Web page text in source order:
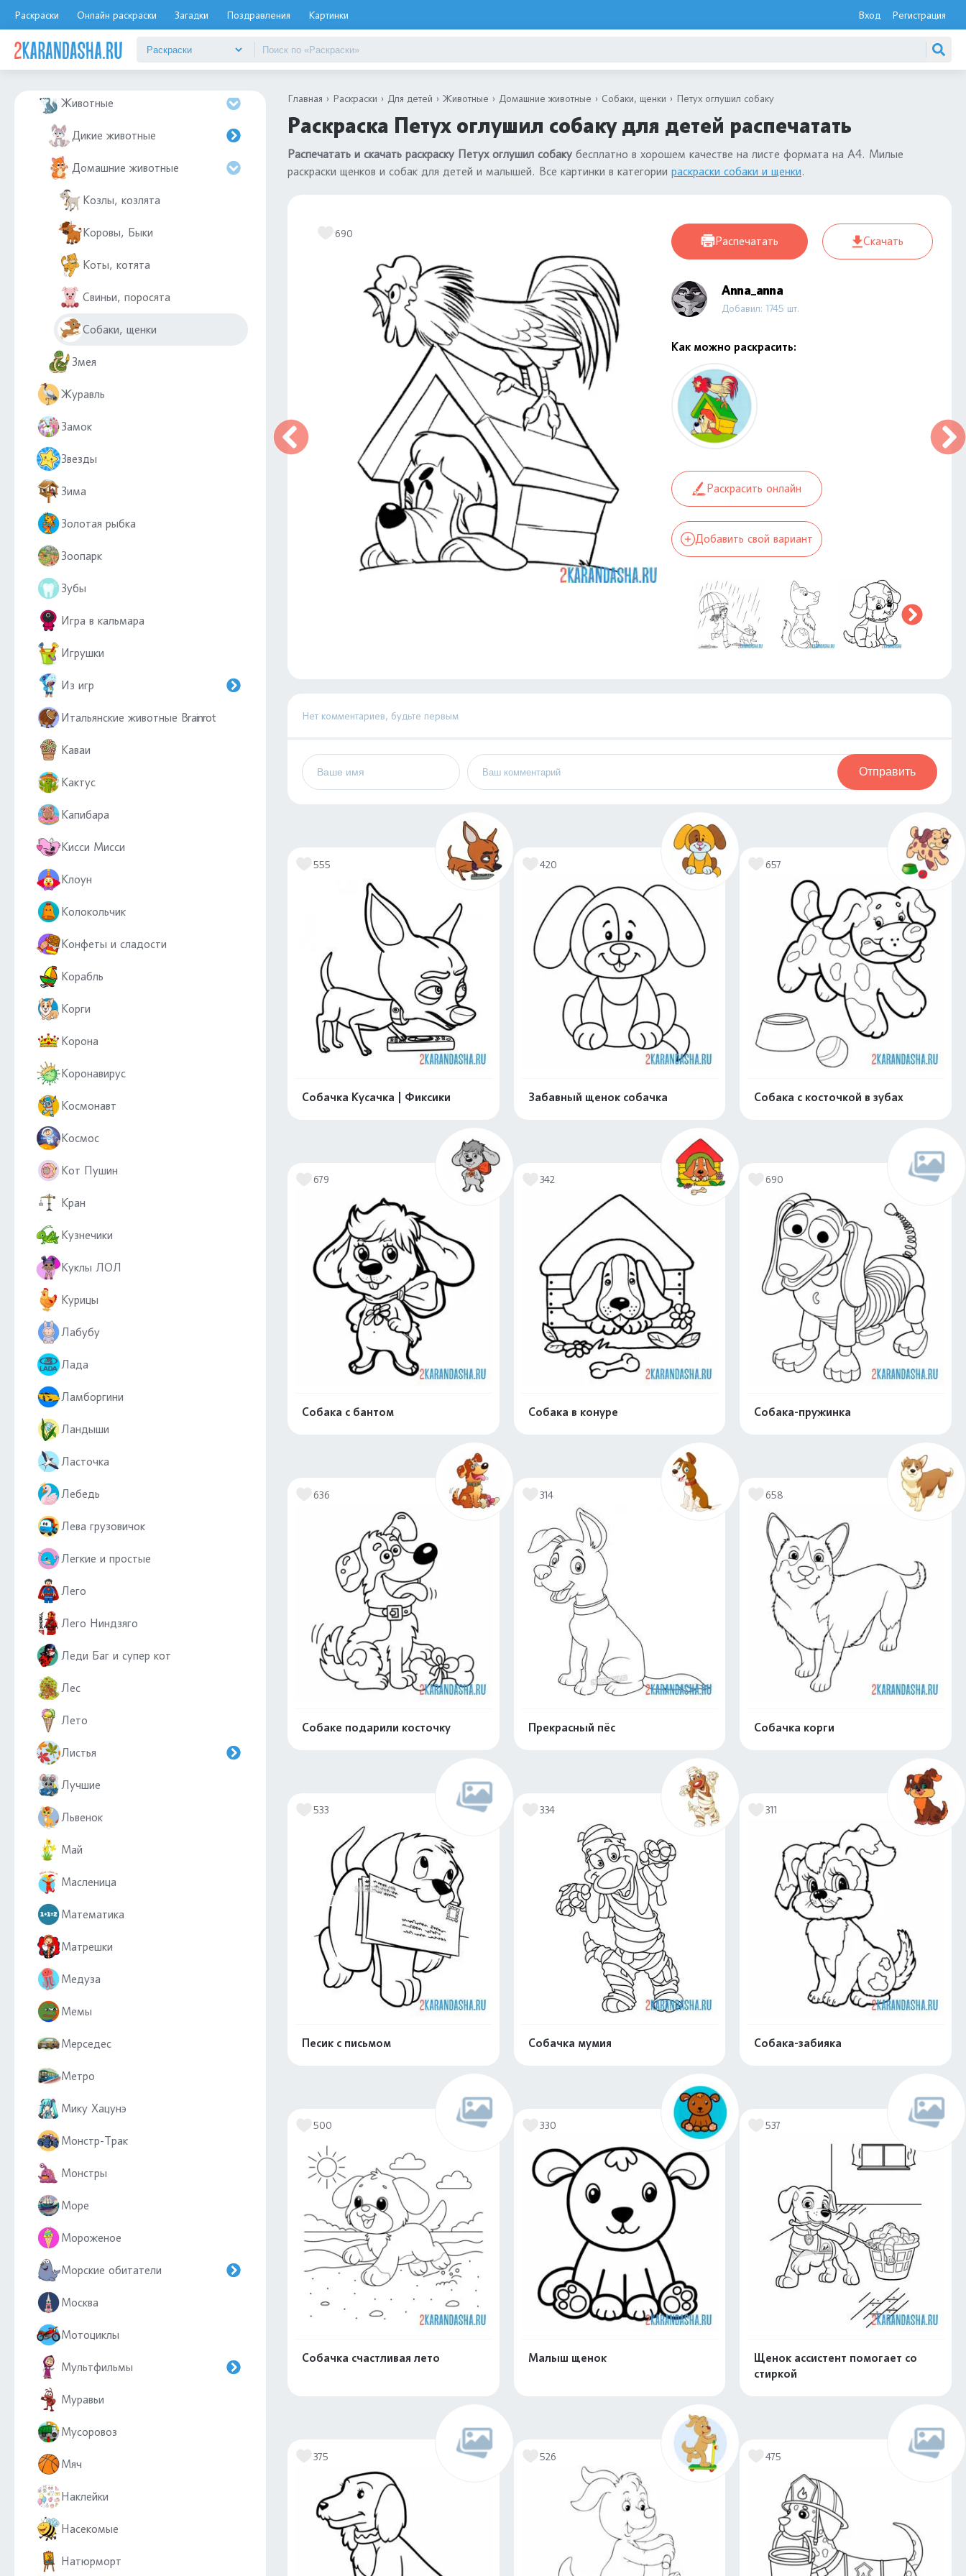
Раскраски Онлайн раскраски Загадки Поздравления Картинки Вход Регистрация
Елочные игрушки
Животные
Дикие животные
Домашние животные
Козлы, козлята
Коровы, Быки
Коты, котята
Свиньи, поросята
Собаки, щенки
Змея
Журавль
Замок
Звезды
Зима
Золотая рыбка
Зоопарк
Зубы
Игра в кальмара
Игрушки
Из игр
Итальянские животные Brainrot
Каваи
Кактус
Капибара
Кисси Мисси
Клоун
Колокольчик
Конфеты и сладости
Корабль
Корги
Корона
Коронавирус
Космонавт
Космос
Кот Пушин
Кран
Кузнечики
Куклы ЛОЛ
Курицы
Лабубу
Лада
Ламборгини
Ландыши
Ласточка
Лебедь
Лева грузовичок
Легкие и простые
Лего
Лего Ниндзяго
Леди Баг и супер кот
Лес
Лето
Листья
Лучшие
Львенок
Май
Масленица
Математика
Матрешки
Медуза
Мемы
Мерседес
Метро
Мику Хацунэ
Монстр-Трак
Монстры
Море
Мороженое
Морские обитатели
Москва
Мотоциклы
Мультфильмы
Муравьи
Мусоровоз
Мяч
Наклейки
Насекомые
Натюрморт
Главная Раскраски Для детей Животные Домашние животные Собаки, щенки Петух оглушил собаку
Раскраска Петух оглушил собаку для детей распечатать
Распечатать и скачать раскраску Петух оглушил собаку бесплатно в хорошем качестве на листе формата на А4. Милые
раскраски щенков и собак для детей и малышей. Все картинки в категории раскраски собаки и щенки.
690
Распечатать Скачать
Anna_anna
Добавил: 1745 шт.
Как можно раскрасить:
Раскрасить онлайн
Добавить свой вариант
Нет комментариев, будьте первым
Отправить
555
Собачка Кусачка | Фиксики
420
Забавный щенок собачка
657
Собака с косточкой в зубах
679
Собака с бантом
342
Собака в конуре
Распечатать и скачать
690
Собака-пружинка
Распечатать и скачать
636
Собаке подарили косточку
314
Прекрасный пёс
658
Собачка корги
533
Песик с письмом
334
Собачка мумия
311
Собака-забияка
500
Собачка счастливая лето
330
Малыш щенок
537
Щенок ассистент помогает со
стиркой
375 526 475